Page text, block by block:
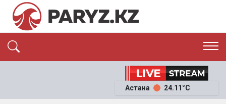
ЭКСКЛЮЗИВ
САЙЛАУ-2026Астана 24.11°C